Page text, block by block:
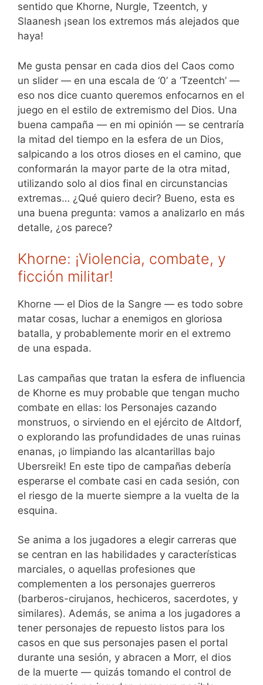
sentido que Khorne, Nurgle, Tzeentch, y
Slaanesh ¡sean los extremos más alejados que
haya!
Me gusta pensar en cada dios del Caos como
un slider — en una escala de ‘0’ a ‘Tzeentch’ —
eso nos dice cuanto queremos enfocarnos en el
juego en el estilo de extremismo del Dios. Una
buena campaña — en mi opinión — se centraría
la mitad del tiempo en la esfera de un Dios,
salpicando a los otros dioses en el camino, que
conformarán la mayor parte de la otra mitad,
utilizando solo al dios final en circunstancias
extremas… ¿Qué quiero decir? Bueno, esta es
una buena pregunta: vamos a analizarlo en más
detalle, ¿os parece?
Khorne: ¡Violencia, combate, y
ficción militar!
Khorne — el Dios de la Sangre — es todo sobre
matar cosas, luchar a enemigos en gloriosa
batalla, y probablemente morir en el extremo
de una espada.
Las campañas que tratan la esfera de influencia
de Khorne es muy probable que tengan mucho
combate en ellas: los Personajes cazando
monstruos, o sirviendo en el ejército de Altdorf,
o explorando las profundidades de unas ruinas
enanas, ¡o limpiando las alcantarillas bajo
Ubersreik! En este tipo de campañas debería
esperarse el combate casi en cada sesión, con
el riesgo de la muerte siempre a la vuelta de la
esquina.
Se anima a los jugadores a elegir carreras que
se centran en las habilidades y características
marciales, o aquellas profesiones que
complementen a los personajes guerreros
(barberos-cirujanos, hechiceros, sacerdotes, y
similares). Además, se anima a los jugadores a
tener personajes de repuesto listos para los
casos en que sus personajes pasen el portal
durante una sesión, y abracen a Morr, el dios
de la muerte — quizás tomando el control de